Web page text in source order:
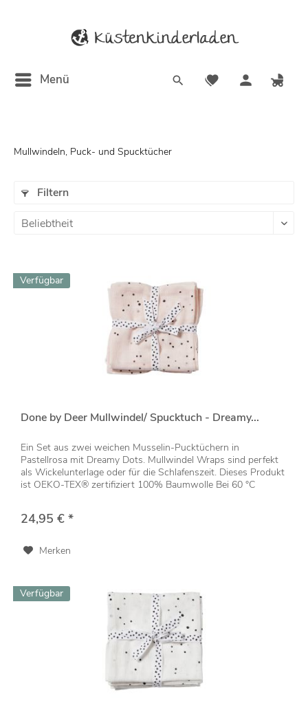
Menü
Mullwindeln, Puck- und Spucktücher
Filtern
Verfügbar
Done by Deer Mullwindel/ Spucktuch - Dreamy...
Ein Set aus zwei weichen Musselin-Pucktüchern in
Pastellrosa mit Dreamy Dots. Mullwindel Wraps sind perfekt
als Wickelunterlage oder für die Schlafenszeit. Dieses Produkt
ist OEKO-TEX® zertifiziert 100% Baumwolle Bei 60 °C
24,95 € *
Merken
Verfügbar